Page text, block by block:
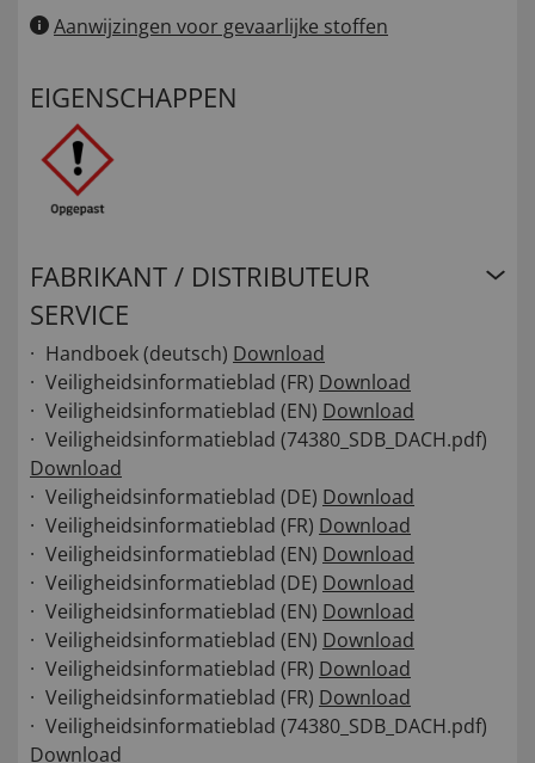
Aanwijzingen voor gevaarlijke stoffen
EIGENSCHAPPEN
FABRIKANT / DISTRIBUTEUR
SERVICE
Handboek (deutsch) Download
Veiligheidsinformatieblad (FR) Download
Veiligheidsinformatieblad (EN) Download
Veiligheidsinformatieblad (74380_SDB_DACH.pdf)
Download
Veiligheidsinformatieblad (DE) Download
Veiligheidsinformatieblad (FR) Download
Veiligheidsinformatieblad (EN) Download
Veiligheidsinformatieblad (DE) Download
Veiligheidsinformatieblad (EN) Download
Veiligheidsinformatieblad (EN) Download
Veiligheidsinformatieblad (FR) Download
Veiligheidsinformatieblad (FR) Download
Veiligheidsinformatieblad (74380_SDB_DACH.pdf)
Download